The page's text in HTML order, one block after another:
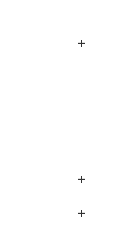
+
+
+